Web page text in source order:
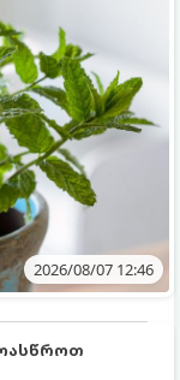
2026/08/07 12:46